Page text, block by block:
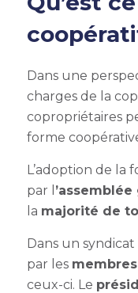
Dans une
charges de la
copropriétaires
forme
L’adoption de la
par l
la majorité de
Dans un
par les membres
ceux-ci. Le